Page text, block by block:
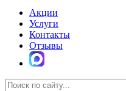
Акции
Услуги
Контакты
Отзывы